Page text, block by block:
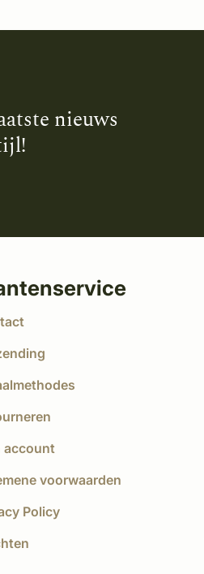
nieuws
account
voorwaarden
Policy